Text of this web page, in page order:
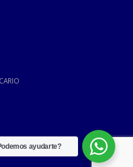
ayudarte?